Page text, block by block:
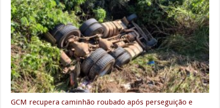
GCM recupera caminhão roubado após perseguição e